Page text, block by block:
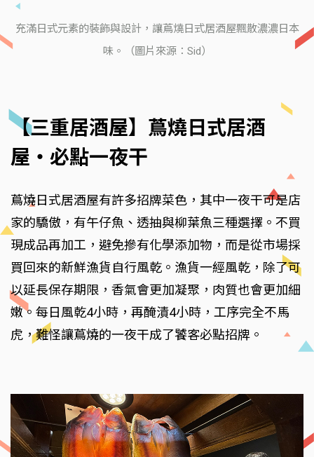
充滿日式元素的裝飾與設計，讓蔦燒日式居酒屋飄散濃濃日本
味。（圖片來源：Sid）
【三重居酒屋】蔦燒日式居酒
屋‧必點一夜干
蔦燒日式居酒屋有許多招牌菜色，其中一夜干可是店
家的驕傲，有午仔魚、透抽與柳葉魚三種選擇。不買
現成品再加工，避免摻有化學添加物，而是從市場採
買回來的新鮮漁貨自行風乾。漁貨一經風乾，除了可
以延長保存期限，香氣會更加凝聚，肉質也會更加細
嫩。每日風乾4小時，再醃漬4小時，工序完全不馬
虎，難怪讓蔦燒的一夜干成了饕客必點招牌。